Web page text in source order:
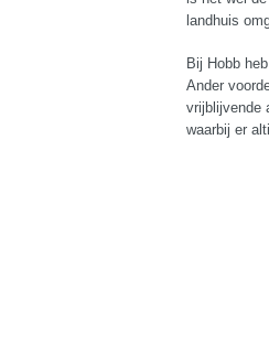
landhuis
Bij Hobb
Ander
vrijblijvende
waarbij er